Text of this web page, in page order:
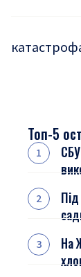
Топ-5
На